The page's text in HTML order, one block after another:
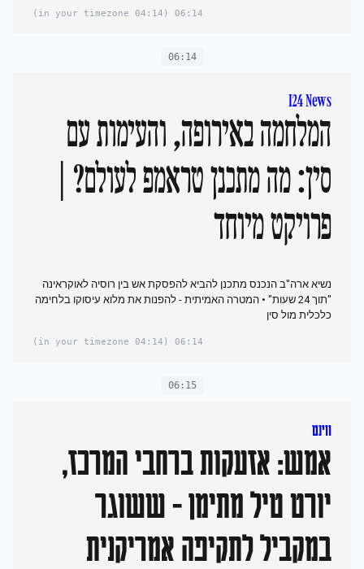
06:14
(04:14 in your timezone)
06:14
I24 News
המלחמה באירופה, והעימות עם
סין: מה מתכנן טראמפ לעולם? |
פרויקט מיוחד
נשיא ארה"ב הנכנס מתכנן להביא להפסקת אש בין רוסיה לאוקראינה
"תוך 24 שעות" • המטרה האמיתית - להפנות את מלוא עיסוקו בלחימה
כלכלית מול סין
06:14
(04:14 in your timezone)
06:15
ווינט
אמש: אזעקות ברחבי המרכז,
יורט טיל מתימן - ששוגר
במקביל לתקיפה אמריקנית